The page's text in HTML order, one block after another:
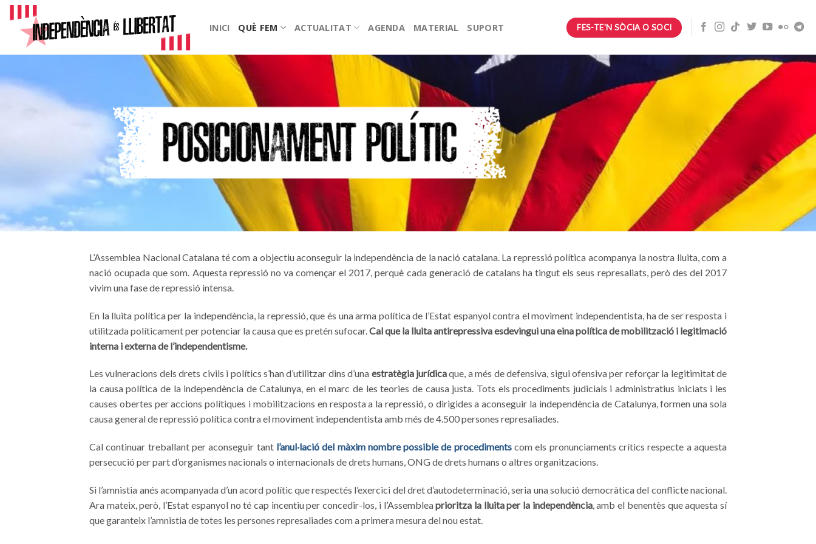
Skip
content
INICI QUÈ FEM ACTUALITAT AGENDA MATERIAL SUPORT FES-TE'N SÒCIA O SOCI
L’Assemblea Nacional Catalana té com a objectiu aconseguir la independència de la nació catalana. La repressió política acompanya la nostra lluita, com a
nació ocupada que som. Aquesta repressió no va començar el 2017, perquè cada generació de catalans ha tingut els seus represaliats, però des del 2017
vivim una fase de repressió intensa.
En la lluita política per la independència, la repressió, que és una arma política de l’Estat espanyol contra el moviment independentista, ha de ser resposta i
utilitzada políticament per potenciar la causa que es pretén sufocar. Cal que la lluita antirepressiva esdevingui una eina política de mobilització i legitimació
interna i externa de l’independentisme.
Les vulneracions dels drets civils i polítics s’han d’utilitzar dins d’una estratègia jurídicaque, a més de defensiva, sigui ofensiva per reforçar la legitimitat de
la causa política de la independència de Catalunya, en el marc de les teories de causa justa. Tots els procediments judicials i administratius iniciats i les
causes obertes per accions polítiques i mobilitzacions en resposta a la repressió, o dirigides a aconseguir la independència de Catalunya, formen una sola
causa general de repressió política contra el moviment independentista amb més de 4.500 persones represaliades.
Cal continuar treballant per aconseguir tant l’anul·lació del màxim nombre possible de procediments com els pronunciaments crítics respecte a aquesta
persecució per part d’organismes nacionals o internacionals de drets humans, ONG de drets humans o altres organitzacions.
Si l’amnistia anés acompanyada d’un acord polític que respectés l’exercici del dret d’autodeterminació, seria una solució democràtica del conflicte nacional.
Ara mateix, però, l’Estat espanyol no té cap incentiu per concedir-los, i l’Assembleaprioritza la lluita per la independència, amb el benentès que aquesta sí
que garanteix l’amnistia de totes les persones represaliades com a primera mesura del nou estat.